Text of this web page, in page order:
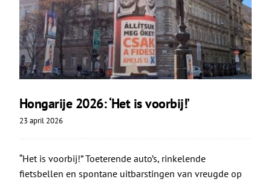
Hongarije 2026: ‘Het is voorbij!’
23 april 2026
“Het is voorbij!” Toeterende auto’s, rinkelende
fietsbellen en spontane uitbarstingen van vreugde op